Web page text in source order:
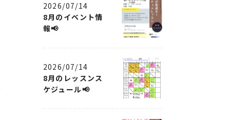
2026/07/14
8月のイベント情
報📢
2026/07/14
8月のレッスンス
ケジュール📢